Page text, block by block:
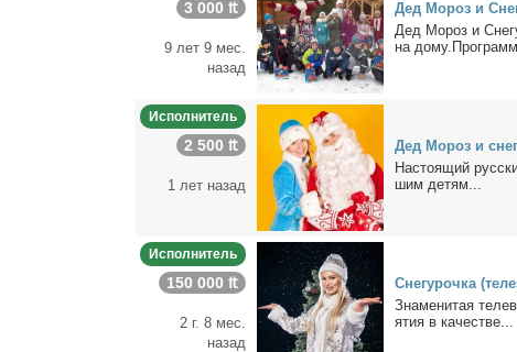
3 000 ₶
9 лет 9 мес.
назад
Дед Мо­роз и
Дед Мо­роз и
на
Исполнитель
2 500 ₶
1 лет назад
Дед Мо­роз и
На­сто­я­щий
шим де­тям...
Исполнитель
150 000 ₶
2 г. 8 мес.
назад
Сне­гу­роч­ка
Зна­ме­ни­тая
я­тия в ка­че­стве...